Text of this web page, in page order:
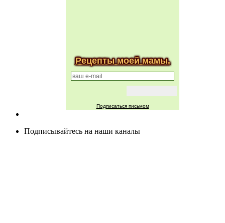
Рецепты моей мамы.
Подписаться письмом
Подписывайтесь на наши каналы